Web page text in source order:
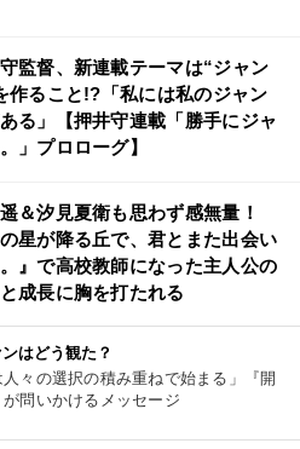
監督、新連載テーマは“ジャン
作ること!?「私には私のジャン
る」【押井守連載「勝手にジャ
」プロローグ】
＆汐見夏衛も思わず感無量！
の星が降る丘で、君とまた出会い
』で高校教師になった主人公の
成長に胸を打たれる
はどう観た？
人々の選択の積み重ねで始まる」『開
問いかけるメッセージ